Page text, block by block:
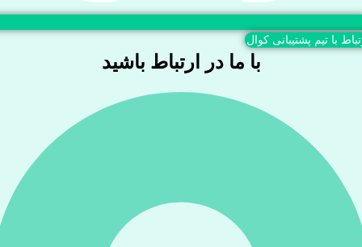
با تیم پشتیبانی کوال
با ما در ارتباط باشید